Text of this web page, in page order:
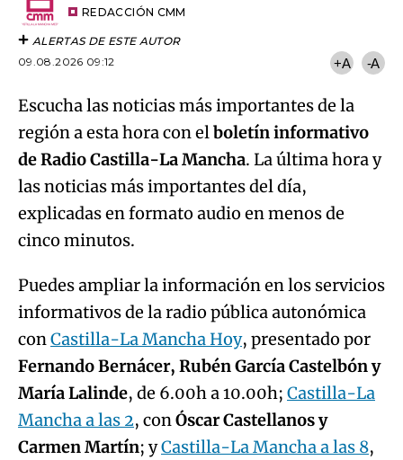
REDACCIÓN CMM
ALERTAS DE ESTE AUTOR
09.08.2026 09:12
+A -A
Escucha las noticias más importantes de la
región a esta hora con elboletín informativo
de Radio Castilla-La Mancha. La última hora y
las noticias más importantes del día,
explicadas en formato audio en menos de
cinco minutos.
Puedes ampliar la información en los servicios
informativos de la radio pública autonómica
conCastilla-La Mancha Hoy, presentado por
Fernando Bernácer, Rubén García Castelbón y
María Lalinde, de 6.00h a 10.00h; Castilla-La
Mancha a las 2, conÓscar Castellanos y
Carmen Martín; yCastilla-La Mancha a las 8,